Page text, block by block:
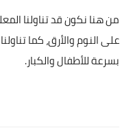
من هنا نكون قد تناولنا
على النوم والأرق، كما
بسرعة للأطفال والكبار.